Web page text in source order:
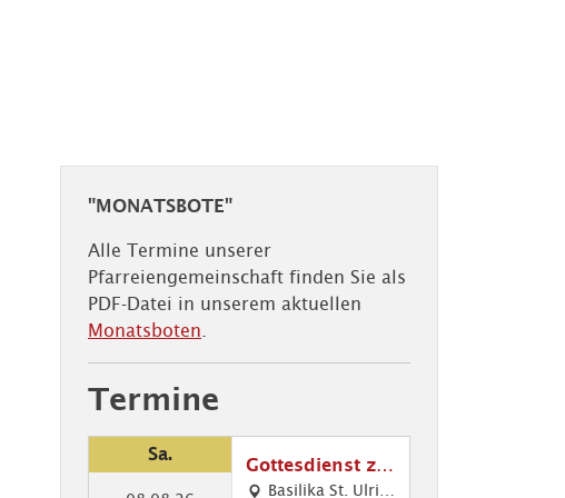
"MONATSBOTE"
Alle Termine unserer
Pfarreiengemeinschaft finden Sie als
PDF-Datei in unserem aktuellen
Monatsboten.
Termine
Sa.
Gottesdienst zu
m Friedensfest